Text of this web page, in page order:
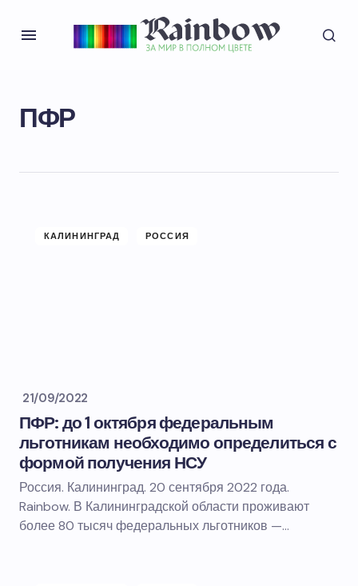
ПФР
КАЛИНИНГРАД РОССИЯ
21/09/2022
ПФР: до 1 октября федеральным
льготникам необходимо определиться с
формой получения НСУ
Россия. Калининград. 20 сентября 2022 года.
Rainbow. В Калининградской области проживают
более 80 тысяч федеральных льготников —…